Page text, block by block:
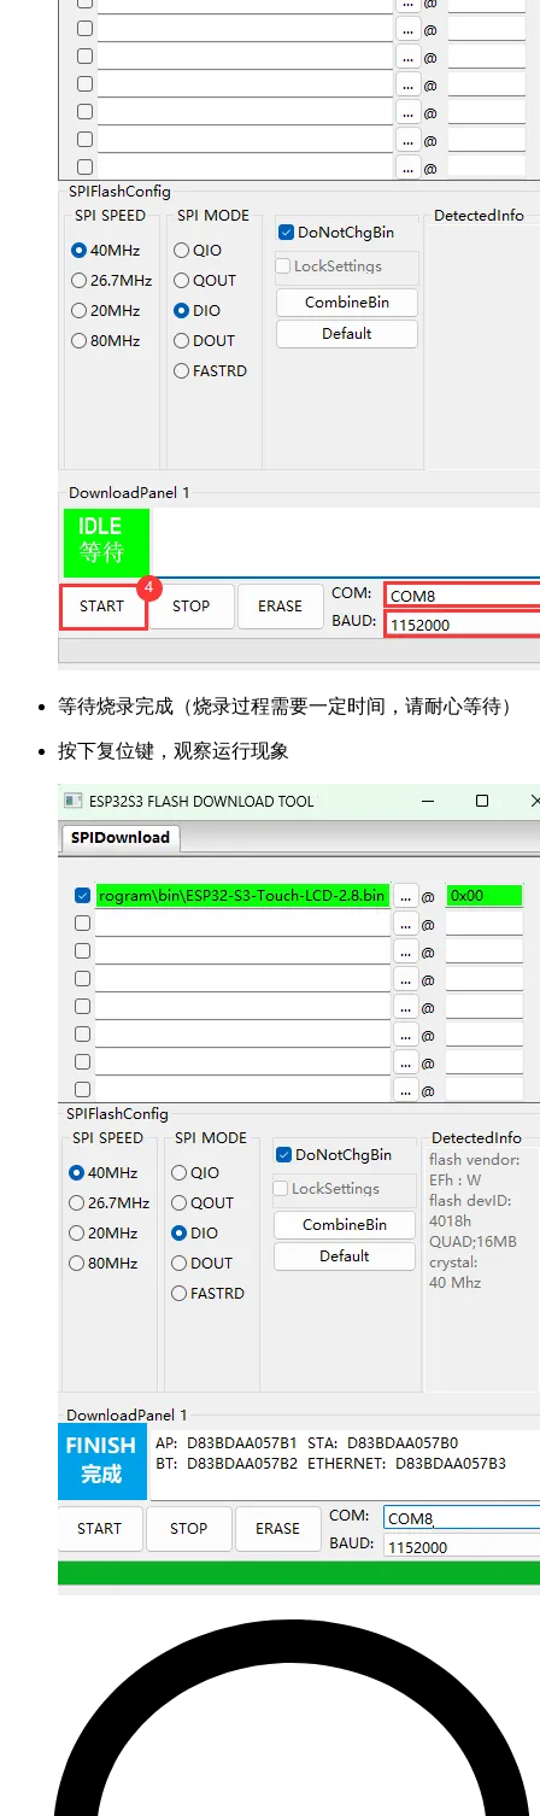
等待烧录完成（烧录过程需要一定时间，请耐心等待）
按下复位键，观察运行现象